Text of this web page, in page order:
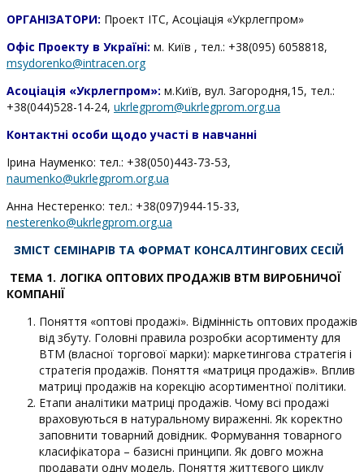
ОРГАНІЗАТОРИ: Проект ІТС, Асоціація «Укрлегпром»
Офіс Проекту в Україні: м. Київ , тел.: +38(095) 6058818,
msydorenko@intracen.org
Асоціація «Укрлегпром»: м.Київ, вул. Загородня,15, тел.:
+38(044)528-14-24, ukrlegprom@ukrlegprom.org.ua
Контактні особи щодо участі в навчанні
Ірина Науменко: тел.: +38(050)443-73-53,
naumenko@ukrlegprom.org.ua
Анна Нестеренко: тел.: +38(097)944-15-33,
nesterenko@ukrlegprom.org.ua
ЗМІСТ СЕМІНАРІВ ТА ФОРМАТ КОНСАЛТИНГОВИХ СЕСІЙ
ТЕМА 1. ЛОГІКА ОПТОВИХ ПРОДАЖІВ ВТМ ВИРОБНИЧОЇ
КОМПАНІЇ
Поняття «оптові продажі». Відмінність оптових продажів
від збуту. Головні правила розробки асортименту для
ВТМ (власної торгової марки): маркетингова стратегія і
стратегія продажів. Поняття «матриця продажів». Вплив
матриці продажів на корекцію асортиментної політики.
Етапи аналітики матриці продажів. Чому всі продажі
враховуються в натуральному вираженні. Як коректно
заповнити товарний довідник. Формування товарного
класифікатора – базисні принципи. Як довго можна
продавати одну модель. Поняття життєвого циклу